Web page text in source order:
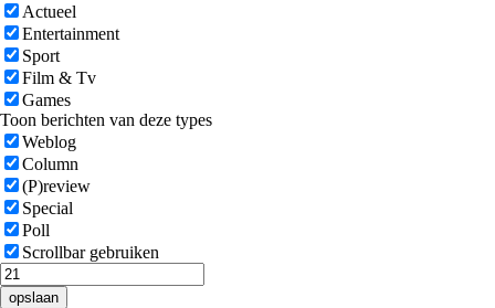
Actueel
Entertainment
Sport
Film & Tv
Games
Toon berichten van deze types
Weblog
Column
(P)review
Special
Poll
Scrollbar gebruiken
opslaan